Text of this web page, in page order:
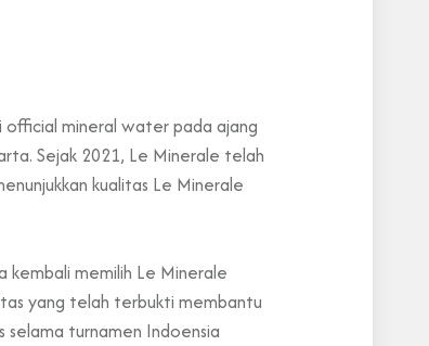
official mineral water pada ajang
Sejak 2021, Le Minerale telah
kualitas Le Minerale
kembali memilih Le Minerale
yang telah terbukti membantu
turnamen Indoensia